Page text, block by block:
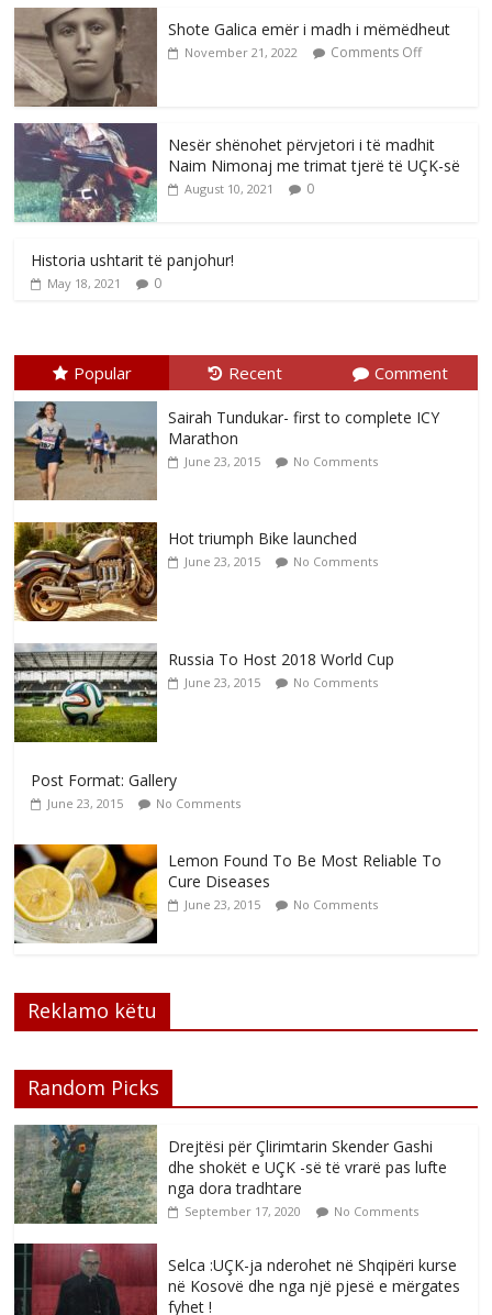
Shote Galica emër i madh i mëmëdheut
November 21, 2022 Comments Off
Nesër shënohet përvjetori i të madhit
Naim Nimonaj me trimat tjerë të UÇK-së
August 10, 2021 0
Historia ushtarit të panjohur!
May 18, 2021 0
Popular Recent Comment
Sairah Tundukar- first to complete ICY
Marathon
June 23, 2015 No Comments
Hot triumph Bike launched
June 23, 2015 No Comments
Russia To Host 2018 World Cup
June 23, 2015 No Comments
Post Format: Gallery
June 23, 2015 No Comments
Lemon Found To Be Most Reliable To
Cure Diseases
June 23, 2015 No Comments
Reklamo këtu
Random Picks
Drejtësi për Çlirimtarin Skender Gashi
dhe shokët e UÇK -së të vrarë pas lufte
nga dora tradhtare
September 17, 2020 No Comments
Selca :UÇK-ja nderohet në Shqipëri kurse
në Kosovë dhe nga një pjesë e mërgates
fyhet !